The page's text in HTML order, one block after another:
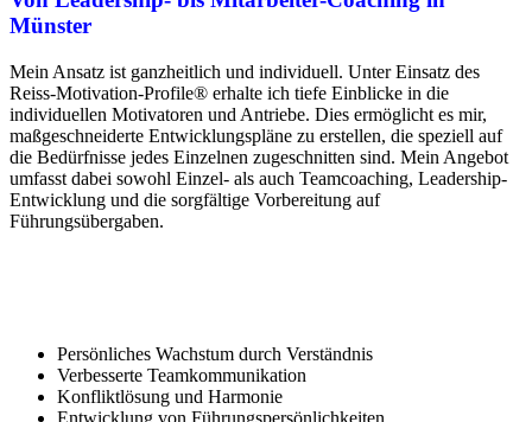
Münster
Mein Ansatz ist ganzheitlich und individuell. Unter Einsatz des
Reiss-Motivation-Profile® erhalte ich tiefe Einblicke in die
individuellen Motivatoren und Antriebe. Dies ermöglicht es mir,
maßgeschneiderte Entwicklungspläne zu erstellen, die speziell auf
die Bedürfnisse jedes Einzelnen zugeschnitten sind. Mein Angebot
umfasst dabei sowohl Einzel- als auch Teamcoaching, Leadership-
Entwicklung und die sorgfältige Vorbereitung auf
Führungsübergaben.
Persönliches Wachstum durch Verständnis
Verbesserte Teamkommunikation
Konfliktlösung und Harmonie
Entwicklung von Führungspersönlichkeiten